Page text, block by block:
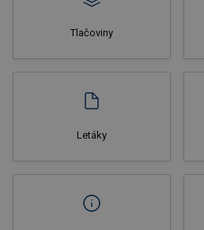
Tlačoviny
Letáky